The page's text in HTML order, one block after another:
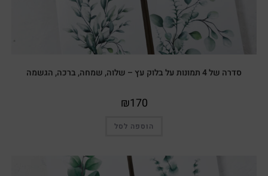
סדרה של 4 תמונות על בלוק עץ – שלוה, שמחה, ברכה, הגשמה
₪170
הוספה לסל